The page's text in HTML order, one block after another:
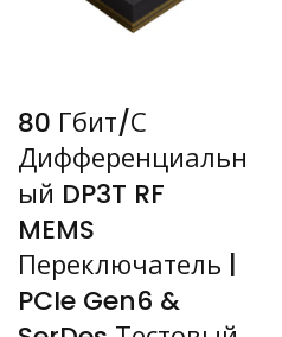
80 Гбит/с
Дифференциальн
Ый DP3T RF
MEMS
Переключатель |
PCIe Gen6 &